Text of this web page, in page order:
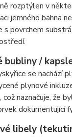
rozptýlen v
jemného bahna
s povrchem
bubliny /
se nachází
plynové
což naznačuje, že
dokumentující
libely